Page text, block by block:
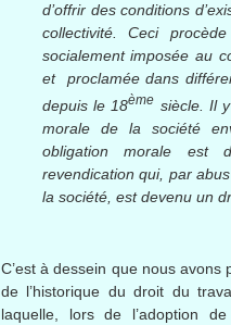
d’offrir des conditions
collectivité. Ceci
socialement imposée au
et proclamée dans
depuis le 18ème siècle. Il
morale de la société
obligation morale est
revendication qui, par
la société, est devenu un
C’est à dessein que nous
de l’historique du droit du
laquelle, lors de l’adoption